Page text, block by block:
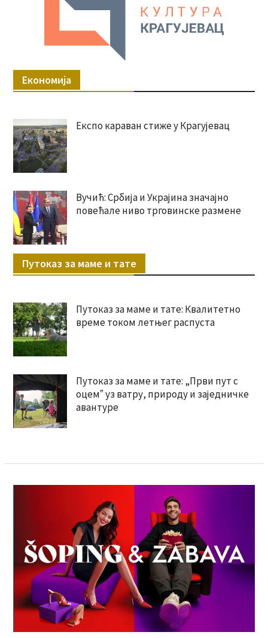
Економија
Експо караван стиже у Крагујевац
Вучић: Србија и Украјина значајно
повећале ниво трговинске размене
Путоказ за маме и тате
Путоказ за маме и тате: Квалитетно
време током летњег распуста
Путоказ за маме и тате: „Први пут с
оцемˮ уз ватру, природу и заједничке
авантуре